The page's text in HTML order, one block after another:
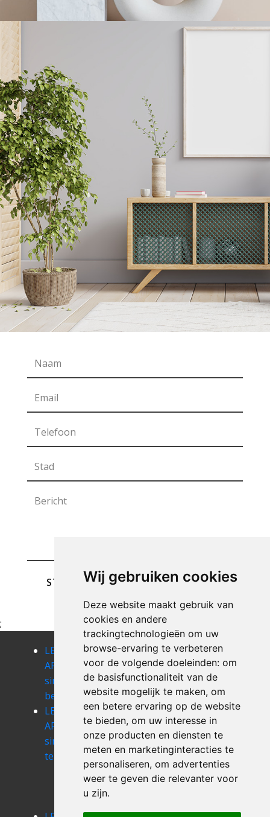
Wij gebruiken cookies
Deze website maakt gebruik van
cookies en andere
trackingtechnologieën om uw
browse-ervaring te verbeteren
voor de volgende doeleinden: om
de basisfunctionaliteit van de
website mogelijk te maken, om
een betere ervaring op de website
te bieden, om uw interesse in
onze producten en diensten te
meten en marketinginteracties te
personaliseren, om advertenties
weer te geven die relevanter voor
u zijn.
STUREN
;
LEEGMAKEN
APPARTEMENT
sint-agatha-
berchem
LEEGMAKEN
APPARTEMENT
sint-gillis
LEEGMAKEN
APPARTEMENT
sint-jans-
molenbeek
LEEGMAKEN
APPARTEMENT
sint-joost-
ten-noode
LEEGMAKEN
APPARTEMENT
sint-
lambrechts-
woluwe
LEEGMAKEN
APPARTEMENT
sint-pieters-
woluwe
LEEGMAKEN
APPARTEMENT